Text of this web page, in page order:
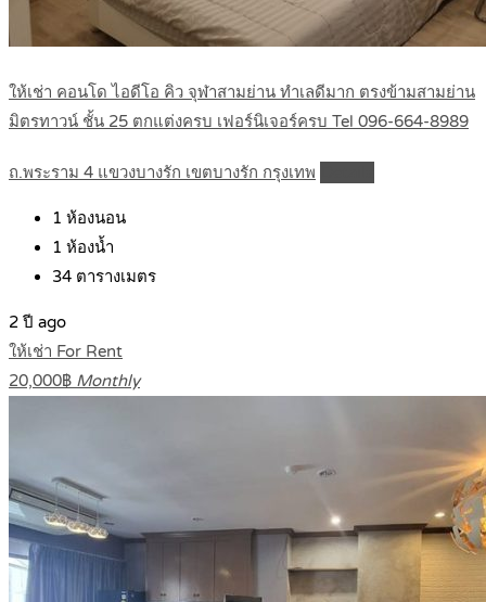
ให้เช่า คอนโด ไอดีโอ คิว จุฬาสามย่าน ทำเลดีมาก ตรงข้ามสามย่าน
มิตรทาวน์ ชั้น 25 ตกแต่งครบ เฟอร์นิเจอร์ครบ Tel 096-664-8989
ถ.พระราม 4 แขวงบางรัก เขตบางรัก กรุงเทพ
1 ห้องนอน
1 ห้องน้ำ
34 ตารางเมตร
2 ปี ago
ให้เช่า For Rent
20,000฿ Monthly